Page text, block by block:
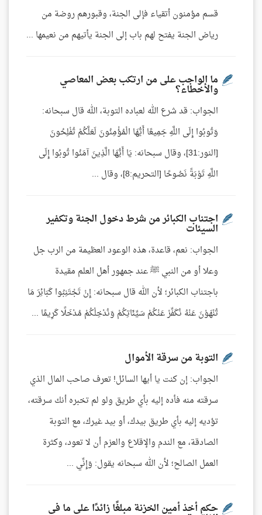
قسم مؤمنون أتقياء فإلى الجنة، وقبورهم روضة من
رياض الجنة يفتح لهم باب إلى الجنة يأتيهم من نعيمها ...
ما الواجب على من ارتكب بعض المعاصي
والأخطاء؟
الجواب: قد شرع الله لعباده التوبة، الله قال سبحانه:
وَتُوبُوا إِلَى اللَّهِ جَمِيعًا أَيُّهَا الْمُؤْمِنُونَ لَعَلَّكُمْ تُفْلِحُونَ
[النور:31]، وقال سبحانه: يَا أَيُّهَا الَّذِينَ آمَنُوا تُوبُوا إِلَى
اللَّهِ تَوْبَةً نَصُوحًا [التحريم:8]، وقال ...
اجتناب الكبائر من شرط دخول الجنة وتكفير
السيئات
الجواب: نعم، قاعدة، هذه الوعود العظيمة من الرب جل
وعلا أو من النبي ﷺ عند جمهور أهل العلم مقيدة
باجتناب الكبائر؛ لأن الله قال سبحانه: إِنْ تَجْتَنِبُوا كَبَائِرَ مَا
تُنْهَوْنَ عَنْهُ نُكَفِّرْ عَنْكُمْ سَيِّئَاتِكُمْ وَنُدْخِلْكُمْ مُدْخَلًا كَرِيمًا ...
التوبة من سرقة الأموال
الجواب: إن كنت يا أيها السائل! تعرف صاحب المال الذي
سرقته منه فأده إليه بأي طريق ولو لم تخبره أنك سرقته،
تؤديه إليه بأي طريق بيدك، أو بيد غيرك، مع التوبة
الصادقة، مع الندم والإقلاع والعزم أن لا تعود، وكثرة
العمل الصالح؛ لأن الله سبحانه يقول: وَإِنِّي ...
حكم أخذ أمين الخزنة مبلغًا زائدًا على ما في